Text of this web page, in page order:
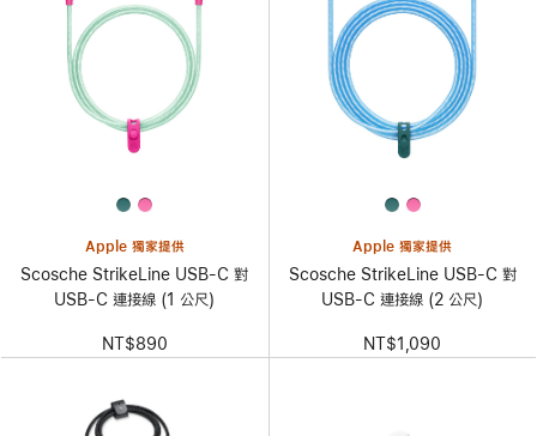
Apple 獨家提供
Scosche StrikeLine USB-C 對
USB-C 連接線 (1 公尺)
NT$890
Apple 獨家提供
Scosche StrikeLine USB-C 對
USB-C 連接線 (2 公尺)
NT$1,090